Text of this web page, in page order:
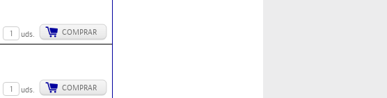
uds. COMPRAR
uds. COMPRAR